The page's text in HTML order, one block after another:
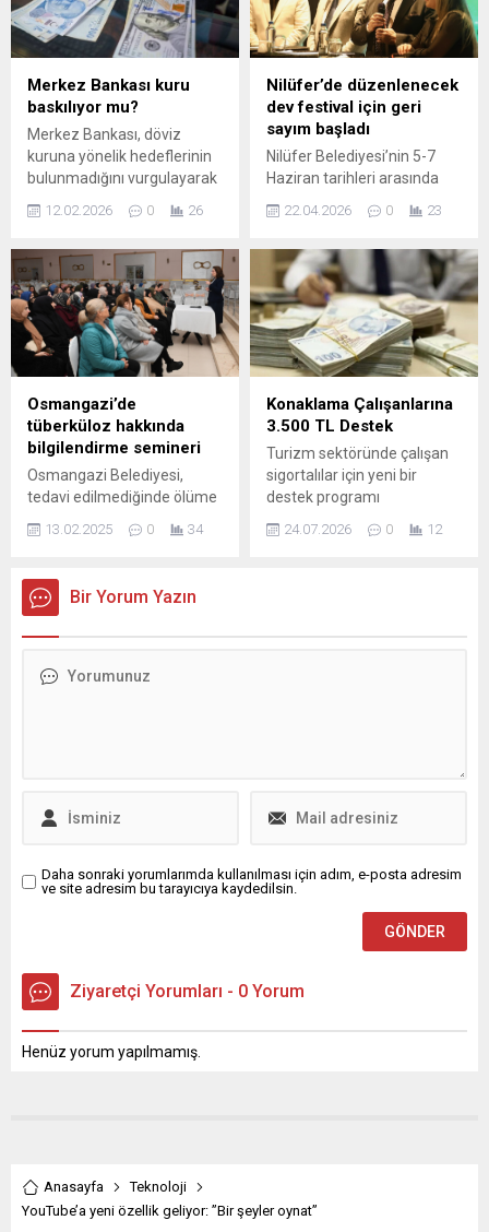
TL‘ye yükseldi. Fakat, buna
rağmen, memur emeklisi ve
memurlar, adeta hak
kayıpları ile sefalete...
kararlılık gerektiriyor" dedi.
Merkez Bankası kuru
baskılıyor mu?
Merkez Bankası, döviz
kuruna yönelik hedeflerinin
bulunmadığını vurgulayarak
değişiklik planlamadıklarını
Fatma Özkul, “Kurda
baskılama söz konusu değil”
derken, Başkan Fatih
Karahan da mevcut
sistemin “iyi çalıştığını” ifade
etti.
12.02.2026 0 26
Nilüfer’de düzenlenecek
dev festival için geri
sayım başladı
Nilüfer Belediyesi’nin 5-7
Haziran tarihleri arasında
Karadeniz Festivali’nde
Bursalılara sunulacak.
Nilüfer Belediyesi, Karadeniz
kültürünü Bursa’da
yaşatmak ve geniş kitlelere
tanıtmak amacıyla
düzenlediği 2. Nilüfer
Karadeniz Festivali için
hazırlıklarını hızlandırdı.
zenginleştirmek amacıyla
Pancar Deposu’nda istişare
toplantısı yapıldı. Programa
bölgeyi temsil eden
22.04.2026 0 23
Osmangazi’de
tüberküloz hakkında
bilgilendirme semineri
Osmangazi Belediyesi,
tedavi edilmediğinde ölüme
varan sonuçlara sebebiyet
veren tüberküloz hastalığına
bilgilendirmek adına
seminerler düzenliyor.
bakterinin sebep olduğu ve
olabiliyor. Tüberküloz,
13.02.2025 0 34
Konaklama Çalışanlarına
3.500 TL Destek
Turizm sektöründe çalışan
sigortalılar için yeni bir
destek programı
uygulamaya konuldu. Belirli
şartları karşılayan
24.07.2026 0 12
Bir Yorum Yazın
Daha sonraki yorumlarımda kullanılması için adım, e-posta adresim
ve site adresim bu tarayıcıya kaydedilsin.
Ziyaretçi Yorumları - 0 Yorum
Henüz yorum yapılmamış.
Anasayfa
Teknoloji
YouTube’a yeni özellik geliyor: ”Bir şeyler oynat”